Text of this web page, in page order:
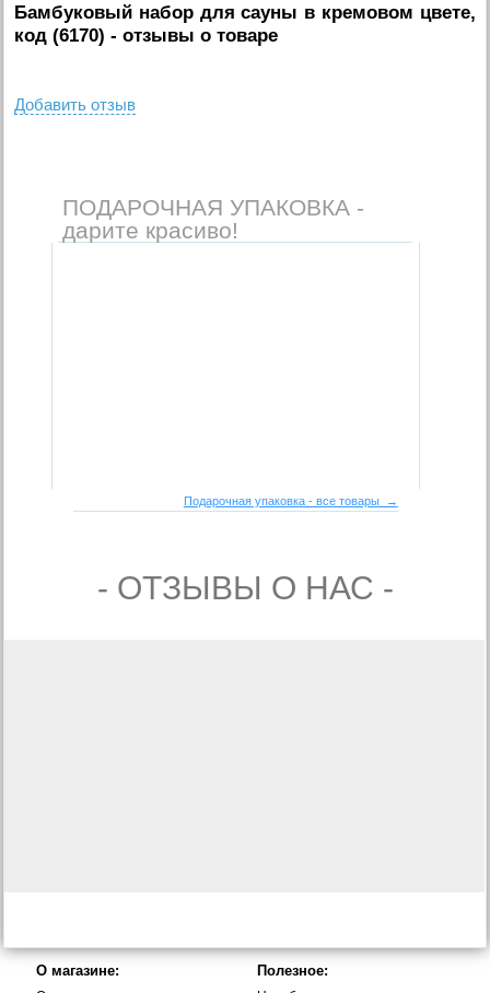
Бамбуковый набор для сауны в кремовом цвете,
код (6170) - отзывы о товаре
Добавить отзыв
ПОДАРОЧНАЯ УПАКОВКА -
дарите красиво!
Подарочная упаковка - все товары →
- ОТЗЫВЫ О НАС -
О магазине: Полезное: